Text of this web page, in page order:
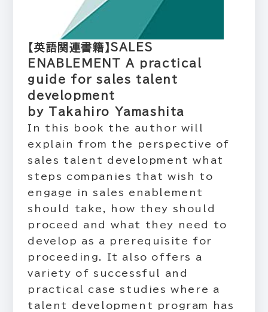
【英語関連書籍】SALES
ENABLEMENT A practical
guide for sales talent
development
by Takahiro Yamashita
In this book the author will
explain from the perspective of
sales talent development what
steps companies that wish to
engage in sales enablement
should take, how they should
proceed and what they need to
develop as a prerequisite for
proceeding. It also offers a
variety of successful and
practical case studies where a
talent development program has